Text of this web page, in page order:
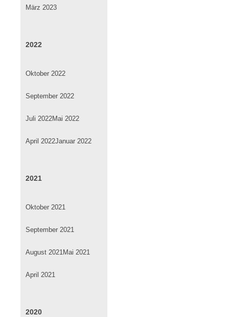
März 2023
2022
Oktober 2022
September 2022
Juli 2022Mai 2022
April 2022Januar 2022
2021
Oktober 2021
September 2021
August 2021Mai 2021
April 2021
2020